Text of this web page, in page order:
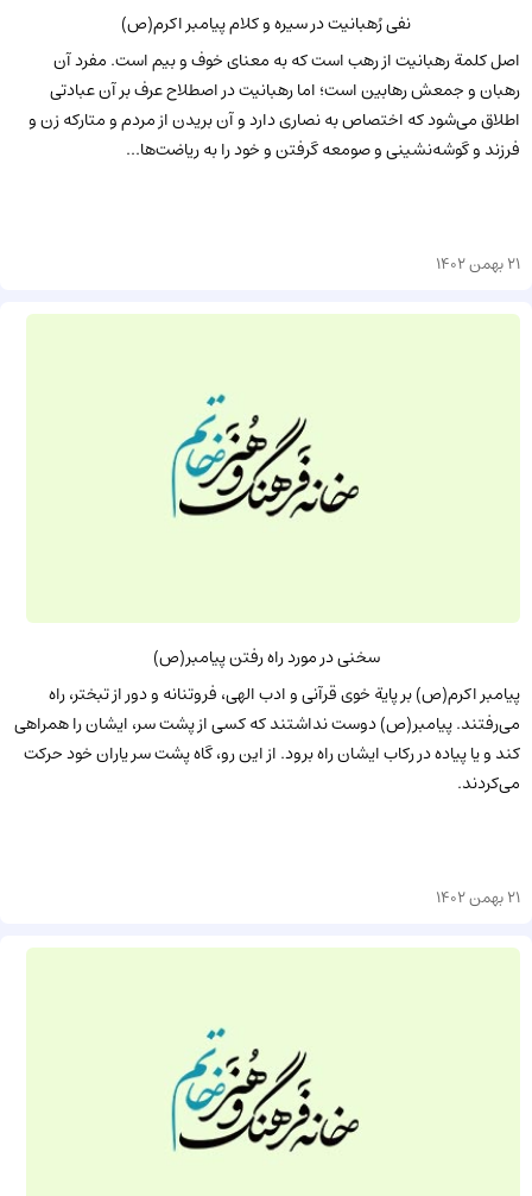
نفی رُهبانیت در سیره و کلام پیامبر اکرم(ص)
اصل کلمة رهبانیت از رهب است که به معنای خوف و بیم است. مفرد آن
رهبان و جمعش رهابین است؛ اما رهبانیت در اصطلاح عرف بر آن عبادتی
اطلاق می‌شود که اختصاص به نصاری دارد و آن بریدن از مردم و متارکه زن و
فرزند و گوشه‌نشینی و صومعه گرفتن و خود را به ریاضت‌ها...
21 بهمن 1402
سخنى در مورد راه رفتن پيامبر(ص)
پيامبر اكرم(ص) بر پاية خوى قرآنى و ادب الهى، فروتنانه و دور از تبختر، راه
مى‌رفتند. پيامبر(ص) دوست نداشتند كه كسى از پشت سر، ايشان را همراهى
كند و يا پياده در ركاب ايشان راه برود. از اين رو، گاه پشت سر ياران خود حركت
مى‌كردند.
21 بهمن 1402